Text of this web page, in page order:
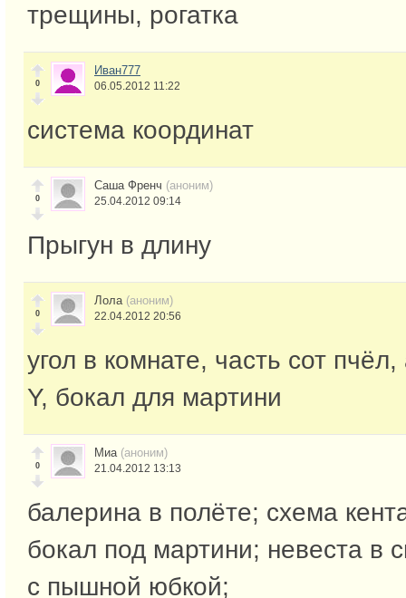
трещины, рогатка
0
Иван777
06.05.2012 11:22
система координат
0
Саша Френч (аноним)
25.04.2012 09:14
Прыгун в длину
0
Лола (аноним)
22.04.2012 20:56
угол в комнате, часть сот пчёл,
Y, бокал для мартини
0
Миа (аноним)
21.04.2012 13:13
балерина в полёте; схема
бокал под мартини; невеста в
с пышной юбкой;